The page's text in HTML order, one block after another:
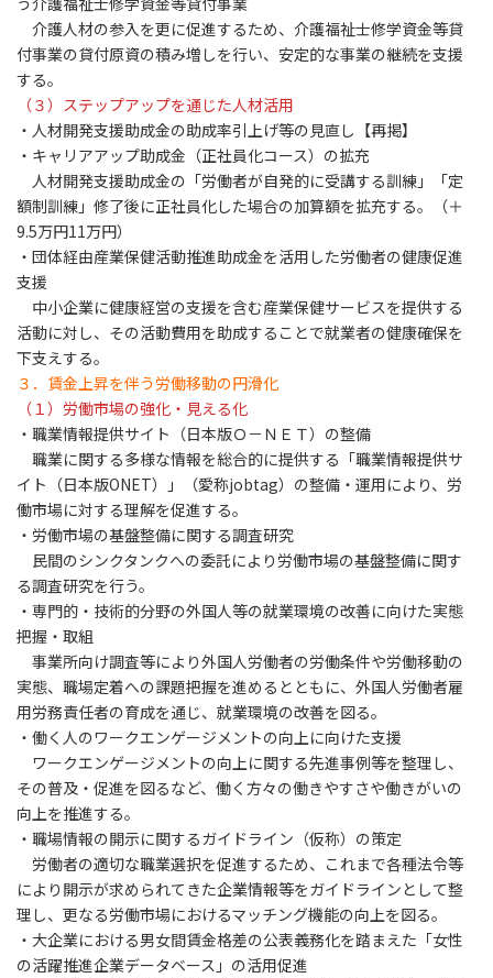
介護人材の参入を更に促進するため、介護福祉士修学資金等貸
付事業の貸付原資の積み増しを行い、安定的な事業の継続を支援
する。
（３）ステップアップを通じた人材活用
・人材開発支援助成金の助成率引上げ等の見直し【再掲】
・キャリアアップ助成金（正社員化コース）の拡充
人材開発支援助成金の「労働者が自発的に受講する訓練」「定
額制訓練」修了後に正社員化した場合の加算額を拡充する。（＋
9.5万円11万円）
・団体経由産業保健活動推進助成金を活用した労働者の健康促進
支援
中小企業に健康経営の支援を含む産業保健サービスを提供する
活動に対し、その活動費用を助成することで就業者の健康確保を
下支えする。
３．賃金上昇を伴う労働移動の円滑化
（１）労働市場の強化・見える化
・職業情報提供サイト（日本版Ｏ－ＮＥＴ）の整備
職業に関する多様な情報を総合的に提供する「職業情報提供サ
イト（日本版ONET）」（愛称jobtag）の整備・運用により、労
働市場に対する理解を促進する。
・労働市場の基盤整備に関する調査研究
民間のシンクタンクへの委託により労働市場の基盤整備に関す
る調査研究を行う。
・専門的・技術的分野の外国人等の就業環境の改善に向けた実態
把握・取組
事業所向け調査等により外国人労働者の労働条件や労働移動の
実態、職場定着への課題把握を進めるとともに、外国人労働者雇
用労務責任者の育成を通じ、就業環境の改善を図る。
・働く人のワークエンゲージメントの向上に向けた支援
ワークエンゲージメントの向上に関する先進事例等を整理し、
その普及・促進を図るなど、働く方々の働きやすさや働きがいの
向上を推進する。
・職場情報の開示に関するガイドライン（仮称）の策定
労働者の適切な職業選択を促進するため、これまで各種法令等
により開示が求められてきた企業情報等をガイドラインとして整
理し、更なる労働市場におけるマッチング機能の向上を図る。
・大企業における男女間賃金格差の公表義務化を踏まえた「女性
の活躍推進企業データベース」の活用促進